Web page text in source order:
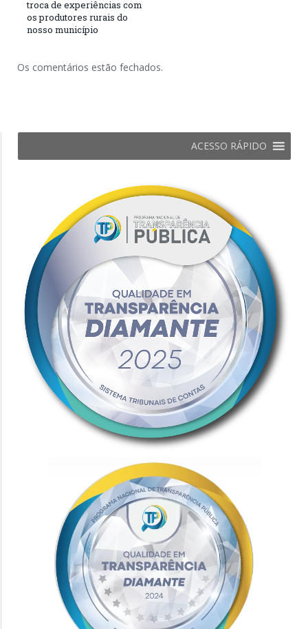
troca de experiências com
os produtores rurais do
nosso município
Os comentários estão fechados.
ACESSO RÁPIDO